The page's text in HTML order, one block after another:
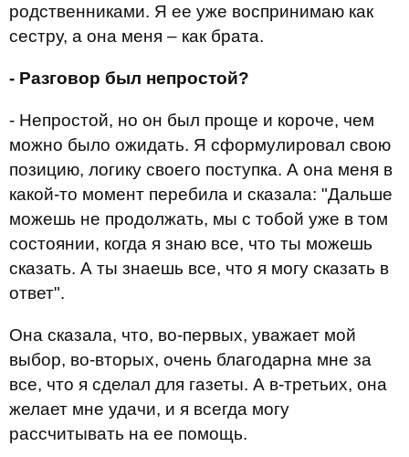
родственниками. Я ее уже воспринимаю как
сестру, а она меня – как брата.
- Разговор был непростой?
- Непростой, но он был проще и короче, чем
можно было ожидать. Я сформулировал свою
позицию, логику своего поступка. А она меня в
какой-то момент перебила и сказала: "Дальше
можешь не продолжать, мы с тобой уже в том
состоянии, когда я знаю все, что ты можешь
сказать. А ты знаешь все, что я могу сказать в
ответ".
Она сказала, что, во-первых, уважает мой
выбор, во-вторых, очень благодарна мне за
все, что я сделал для газеты. А в-третьих, она
желает мне удачи, и я всегда могу
рассчитывать на ее помощь.